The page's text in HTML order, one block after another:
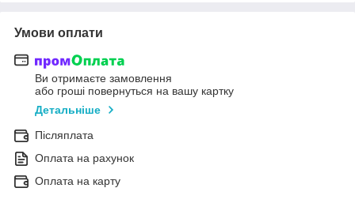
Умови оплати
Ви отримаєте замовлення
або гроші повернуться на вашу картку
Детальніше
Післяплата
Оплата на рахунок
Оплата на карту